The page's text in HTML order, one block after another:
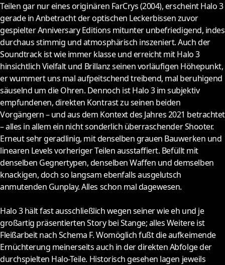
Teilen gar nur eines originären FarCrys (2004), erscheint Halo 3
gerade in Anbetracht der optischen Leckerbissen zuvor
gespielter Anniversary Editions mitunter unbefriedigend, indes
durchaus stimmig und atmosphärisch inszeniert. Auch der
Soundtrack ist wie immer klasse und erreicht mit Halo 3
hinsichtlich Vielfalt und Brillanz seinen vorläufigen Höhepunkt,
er wummert uns mal aufpeitschend treibend, mal beruhigend
säuselnd um die Ohren. Dennoch ist Halo 3 im subjektiv
empfundenen, direkten Kontrast zu seinen beiden
Vorgängern – und aus dem Kontext des Jahres 2021 betrachtet
– alles in allem ein nicht sonderlich überraschender Shooter.
Erneut sehr geradlinig, mit denselben grauen Bauwerken und
linearen Levels vorheriger Teilen ausstaffiert. Befüllt mit
denselben Gegnertypen, denselben Waffen und demselben
knackigen, doch so langsam ebenfalls ausgelutsch
anmutenden Gunplay. Alles schon mal dagewesen.
Halo 3 hält fast ausschließlich wegen seiner wie eh und je
großartig präsentierten Story bei Stange; alles Weitere ist
Fleißarbeit nach Schema F. Womöglich fußt die aufkeimende
Ernüchterung meinerseits auch in der direkten Abfolge der
durchspielten Halo-Teile. Historisch gesehen lagen jeweils